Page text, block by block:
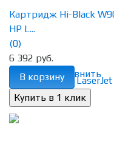
избранное сравнить
Картридж Hi-Black
HP L...
(0)
6 392 руб.
В корзину